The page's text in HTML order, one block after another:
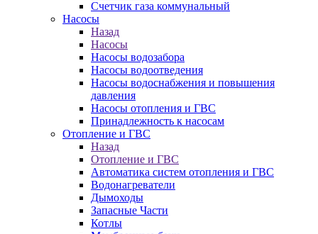
Счетчик газа коммунальный
Насосы
Назад
Насосы
Насосы водозабора
Насосы водоотведения
Насосы водоснабжения и повышения
давления
Насосы отопления и ГВС
Принадлежность к насосам
Отопление и ГВС
Назад
Отопление и ГВС
Автоматика систем отопления и ГВС
Водонагреватели
Дымоходы
Запасные Части
Котлы